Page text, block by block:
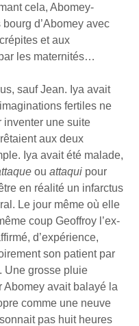
cela, Abomey-
d’Abomey avec
et aux
les maternités…
sauf Jean. Iya avait
fertiles ne
inventer une suite
aux deux
Iya avait été malade,
ou attaqui pour
en réalité un infarctus
Le jour même où elle
coup Geoffroy l’ex-
d’expérience,
son patient par
Une grosse pluie
Abomey avait balayé la
comme une neuve
pas huit heures